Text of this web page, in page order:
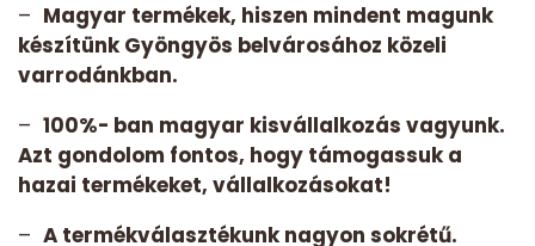
– Magyar termékek, hiszen mindent magunk
készítünk Gyöngyös belvárosához közeli
varrodánkban.
– 100%- ban magyar kisvállalkozás vagyunk.
Azt gondolom fontos, hogy támogassuk a
hazai termékeket, vállalkozásokat!
– A termékválasztékunk nagyon sokrétű.